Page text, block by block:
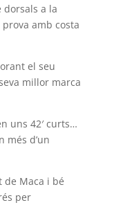
dorsals a la
amb costa
el seu
millor marca
uns 42′ curts…
més d’un
de Maca i bé
per